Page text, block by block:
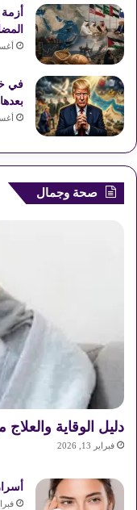
في
بعدها
صحة وجمال
دليل الوقاية والعلاج من
فبراير 13, 2026
فبراير 13,